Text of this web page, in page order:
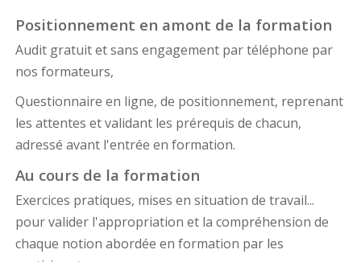
Positionnement en amont de la formation
Audit gratuit et sans engagement par téléphone par
nos formateurs,
Questionnaire en ligne, de positionnement, reprenant
les attentes et validant les prérequis de chacun,
adressé avant l'entrée en formation.
Au cours de la formation
Exercices pratiques, mises en situation de travail...
pour valider l'appropriation et la compréhension de
chaque notion abordée en formation par les